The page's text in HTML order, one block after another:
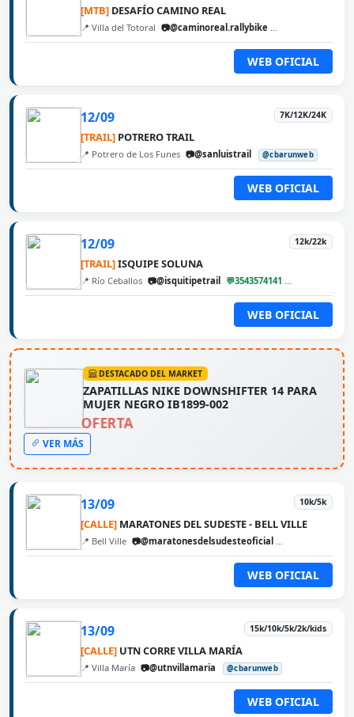
[MTB] DESAFÍO CAMINO REAL
📍 Villa del Totoral 📷@caminoreal.rallybike
WEB OFICIAL
12/09 7K/12K/24K
[TRAIL] POTRERO TRAIL
📍 Potrero de Los Funes 📷@sanluistrail @cbarunweb
WEB OFICIAL
12/09 12k/22k
[TRAIL]ISQUIPE SOLUNA
📍 Río Ceballos 📷@isquitipetrail 💬3543574141
WEB OFICIAL
DESTACADO DEL MARKET
ZAPATILLAS NIKE DOWNSHIFTER 14 PARA
MUJER NEGRO IB1899-002
OFERTA
VER MÁS
13/09 10k/5k
[CALLE] MARATONES DEL SUDESTE - BELL VILLE
📍 Bell Ville 📷@maratonesdelsudesteoficial
WEB OFICIAL
13/09 15k/10k/5k/2k/kids
[CALLE] UTN CORRE VILLA MARÍA
📍 Villa María 📷@utnvillamaria @cbarunweb
WEB OFICIAL